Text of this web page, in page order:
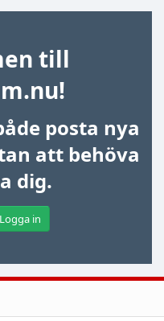
till
posta nya
att behöva
dig.
Logga in